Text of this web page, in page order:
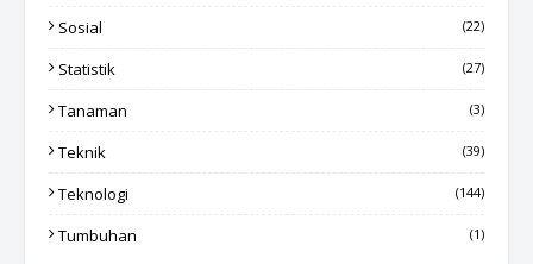
Sosial (22)
Statistik (27)
Tanaman (3)
Teknik (39)
Teknologi (144)
Tumbuhan (1)